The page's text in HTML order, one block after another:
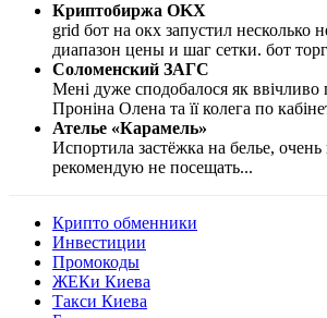
Криптобиржа OKX
grid бот на окх запустил несколько
диапазон цены и шаг сетки. бот
Соломенский ЗАГС
Мені дуже сподобалося як
Проніна Олена та її колега по
Ателье «Карамель»
Испортила застёжка на белье, очень
рекомендую не посещать...
Крипто обменники
Инвестиции
Промокоды
ЖЕКи Киева
Такси Киева